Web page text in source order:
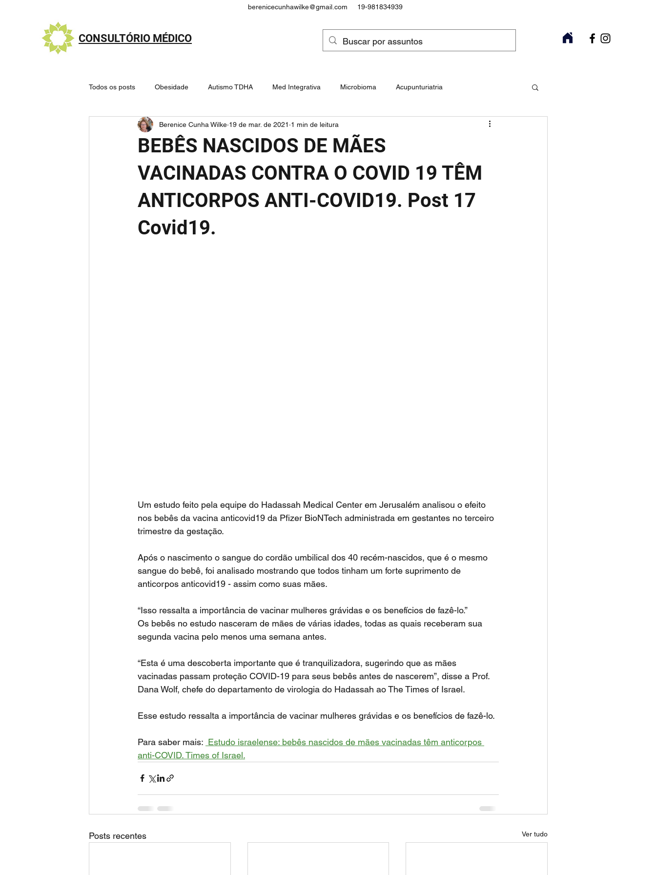
berenicecunhawilke@gmail.com 19-981834939
CONSULTÓRIO MÉDICO
Todos os posts Obesidade Autismo TDHA Med Integrativa Microbioma Acupunturiatria
Nutrologia - Alimentação saudável Intoxicações e Cancerígenos Fitoterapia
Sistema Endocanabinoide Mitocôndrias e Doenças Mitocondrial Paralisia Cerebral
🧠 Cérebro e Doenças Psiquiátricas
BEBÊS NASCIDOS DE MÃES
VACINADAS CONTRA O COVID 19 TÊM
ANTICORPOS ANTI-COVID19. Post 17
Covid19.
Berenice Cunha Wilke 19 de mar. de 2021 1 min de leitura
Um estudo feito pela equipe do Hadassah Medical Center em Jerusalém analisou o efeito
nos bebês da vacina anticovid19 da Pfizer BioNTech administrada em gestantes no terceiro
trimestre da gestação.
Após o nascimento o sangue do cordão umbilical dos 40 recém-nascidos, que é o mesmo
sangue do bebê, foi analisado mostrando que todos tinham um forte suprimento de
anticorpos anticovid19 - assim como suas mães.
“Isso ressalta a importância de vacinar mulheres grávidas e os benefícios de fazê-lo.”
Os bebês no estudo nasceram de mães de várias idades, todas as quais receberam sua
segunda vacina pelo menos uma semana antes.
“Esta é uma descoberta importante que é tranquilizadora, sugerindo que as mães
vacinadas passam proteção COVID-19 para seus bebês antes de nascerem”, disse a Prof.
Dana Wolf, chefe do departamento de virologia do Hadassah ao The Times of Israel.
Esse estudo ressalta a importância de vacinar mulheres grávidas e os benefícios de fazê-lo.
Para saber mais: Estudo israelense: bebês nascidos de mães vacinadas têm anticorpos
anti-COVID. Times of Israel.
Posts recentes Ver tudo